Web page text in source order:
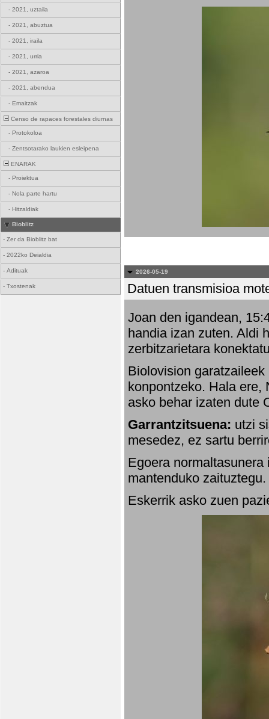
- 2021, uztaila
- 2021, abuztua
- 2021, iraila
- 2021, urria
- 2021, azaroa
- 2021, abendua
- Emaitzak
Censo de rapaces forestales diurnas
- Protokoloa
- Zentsotarako laukien esleipena
ENARAK
- Proiektua
- Nola parte hartu
- Hitzaldiak
Bioblitz
- Zer da Bioblitz bat
- 2022ko Deialdia
- Adituak
- Txostenak
2026-05-19
Datuen transmisioa
Joan den igandean,
handia izan zuten. Aldi
zerbitzarietara
Biolovision
konpontzeko. Hala ere,
asko behar izaten dute
Garrantzitsuena: utzi
mesedez, ez sartu
Egoera
mantenduko
Eskerrik asko zuen